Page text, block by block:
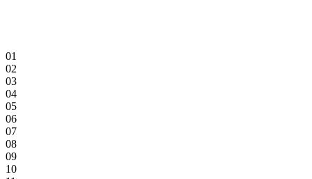
01
02
03
04
05
06
07
08
09
10